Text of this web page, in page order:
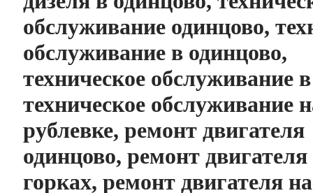
обслуживание одинцово,
обслуживание в одинцово,
техническое обслуживание
техническое обслуживание
рублевке, ремонт двигателя
одинцово, ремонт двигателя
горках, ремонт двигателя на